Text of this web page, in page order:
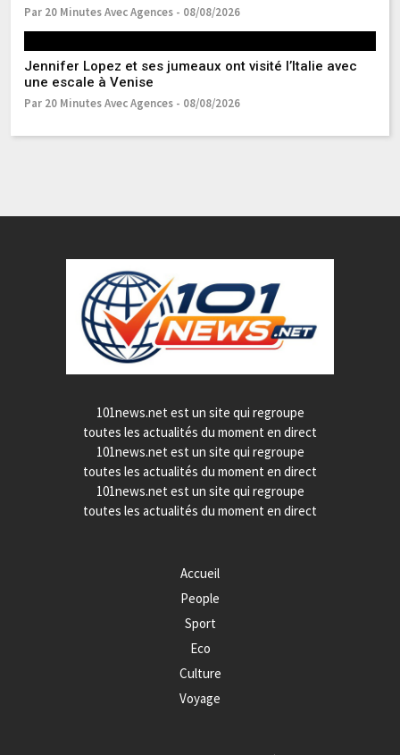
Par 20 Minutes Avec Agences - 08/08/2026
Jennifer Lopez et ses jumeaux ont visité l’Italie avec
une escale à Venise
Par 20 Minutes Avec Agences - 08/08/2026
101news.net est un site qui regroupe
toutes les actualités du moment en direct
101news.net est un site qui regroupe
toutes les actualités du moment en direct
101news.net est un site qui regroupe
toutes les actualités du moment en direct
Accueil
People
Sport
Eco
Culture
Voyage